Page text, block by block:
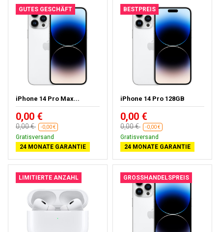
GUTES GESCHÄFT
iPhone 14 Pro Max...
0,00 €
0,00 € -0,00 €
Gratisversand
24 MONATE GARANTIE
BESTPREIS
iPhone 14 Pro 128GB
0,00 €
0,00 € -0,00 €
Gratisversand
24 MONATE GARANTIE
LIMITIERTE ANZAHL GROSSHANDELSPREIS